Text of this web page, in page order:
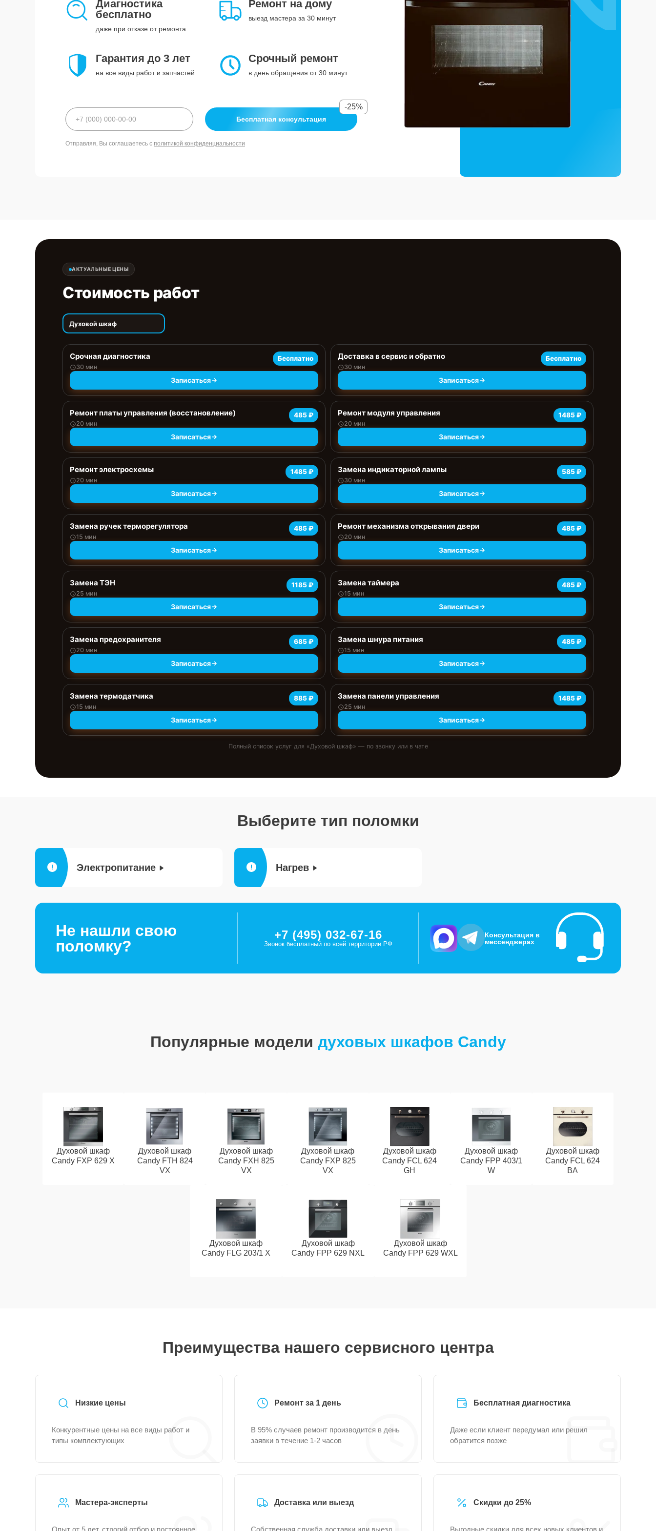
Диагностика
бесплатно
даже при отказе от ремонта
Ремонт на дому
выезд мастера за 30 минут
Гарантия до 3 лет
на все виды работ и запчастей
Срочный ремонт
в день обращения от 30 минут
Бесплатная консультация
-25%
Отправляя, Вы соглашаетесь с политикой конфиденциальности
АКТУАЛЬНЫЕ ЦЕНЫ
Стоимость работ
Духовой шкаф
Срочная диагностика
30 мин
Бесплатно
Записаться
Доставка в сервис и обратно
30 мин
Бесплатно
Записаться
Ремонт платы управления (восстановление)
20 мин
485 ₽
Записаться
Ремонт модуля управления
20 мин
1485 ₽
Записаться
Ремонт электросхемы
20 мин
1485 ₽
Записаться
Замена индикаторной лампы
30 мин
585 ₽
Записаться
Замена ручек терморегулятора
15 мин
485 ₽
Записаться
Ремонт механизма открывания двери
20 мин
485 ₽
Записаться
Замена ТЭН
25 мин
1185 ₽
Записаться
Замена таймера
15 мин
485 ₽
Записаться
Замена предохранителя
20 мин
685 ₽
Записаться
Замена шнура питания
15 мин
485 ₽
Записаться
Замена термодатчика
15 мин
885 ₽
Записаться
Замена панели управления
25 мин
1485 ₽
Записаться
Полный список услуг для «Духовой шкаф» — по звонку или в чате
Выберите тип поломки
Электропитание Нагрев
Не нашли свою
поломку?
+7 (495) 032-67-16
Звонок бесплатный по всей территории РФ
Консультация в
мессенджерах
Популярные модели духовых шкафов Candy
Духовой шкаф
Candy FXP 629 X
Духовой шкаф
Candy FTH 824
VX
Духовой шкаф
Candy FXH 825
VX
Духовой шкаф
Candy FXP 825
VX
Духовой шкаф
Candy FCL 624
GH
Духовой шкаф
Candy FPP 403/1
W
Духовой шкаф
Candy FCL 624
BA
Духовой шкаф
Candy FLG 203/1 X
Духовой шкаф
Candy FPP 629 NXL
Духовой шкаф
Candy FPP 629 WXL
Преимущества нашего сервисного центра
Низкие цены
Конкурентные цены на все виды работ и
типы комплектующих
Ремонт за 1 день
В 95% случаев ремонт производится в день
заявки в течение 1-2 часов
Бесплатная диагностика
Даже если клиент передумал или решил
обратится позже
Мастера-эксперты
Опыт от 5 лет, строгий отбор и постоянное
Доставка или выезд
Собственная служба доставки или выезд
Скидки до 25%
Выгодные скидки для всех новых клиентов и